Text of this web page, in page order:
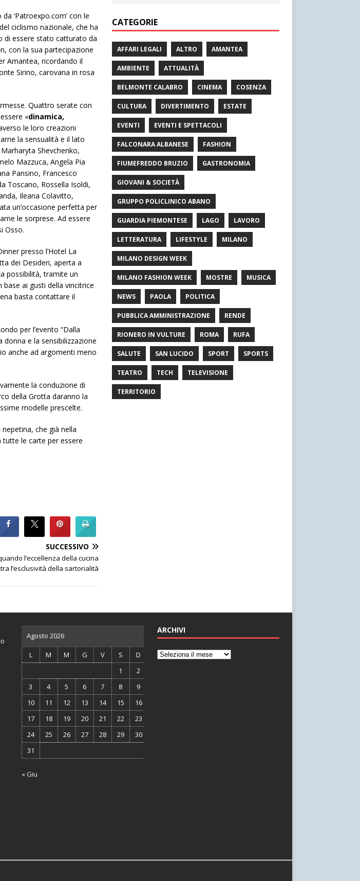
‘Patroexpo.com’ con le
ciclismo nazionale, che ha
di essere stato catturato da
con la sua partecipazione
Amantea, ricordando il
Sirino, carovana in rosa
Quattro serate con
«dinamica,
le loro creazioni
la sensualità e il lato
Shevchenko,
Mazzuca, Angela Pia
Pansino, Francesco
Toscano, Rossella Isoldi,
Ileana Colavitto,
un’occasione perfetta per
le sorprese. Ad essere
Osso.
presso l’Hotel La
dei Desideri, aperta a
possibilità, tramite un
ai gusti della vincitrice
basta contattare il
per l’evento “Dalla
e la sensibilizzazione
anche ad argomenti meno
la conduzione di
della Grotta daranno la
modelle prescelte.
che già nella
tutte le carte per essere
SUCCESSIVO
l’eccellenza della cucina
l’esclusività della sartorialità
CATEGORIE
AFFARI LEGALI ALTRO AMANTEA
AMBIENTE ATTUALITÀ
BELMONTE CALABRO CINEMA COSENZA
CULTURA DIVERTIMENTO ESTATE
EVENTI EVENTI E SPETTACOLI
FALCONARA ALBANESE FASHION
FIUMEFREDDO BRUZIO GASTRONOMIA
GIOVANI & SOCIETÀ
GRUPPO POLICLINICO ABANO
GUARDIA PIEMONTESE LAGO LAVORO
LETTERATURA LIFESTYLE MILANO
MILANO DESIGN WEEK
MILANO FASHION WEEK MOSTRE MUSICA
NEWS PAOLA POLITICA
PUBBLICA AMMINISTRAZIONE RENDE
RIONERO IN VULTURE ROMA RUFA
SALUTE SAN LUCIDO SPORT SPORTS
TEATRO TECH TELEVISIONE
TERRITORIO
Agosto 2026
L M M G V S
D
1
2
3
4 5 6 7 8
9
10
11 12 13 14 15
16
17
18 19 20 21 22
23
24
25 26 27 28 29
30
31
« Giu
ARCHIVI